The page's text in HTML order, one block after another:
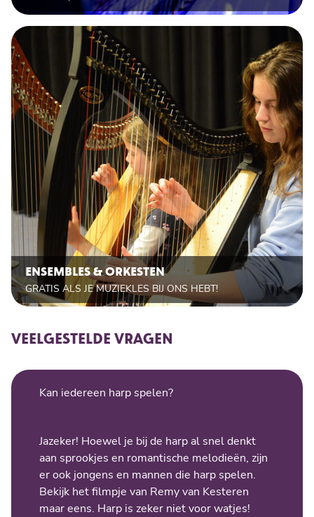
ENSEMBLES & ORKESTEN
GRATIS ALS JE MUZIEKLES BIJ ONS HEBT!
VEELGESTELDE VRAGEN
Kan iedereen harp spelen?
Jazeker! Hoewel je bij de harp al snel denkt
aan sprookjes en romantische melodieën, zijn
er ook jongens en mannen die harp spelen.
Bekijk het filmpje van Remy van Kesteren
maar eens. Harp is zeker niet voor watjes!